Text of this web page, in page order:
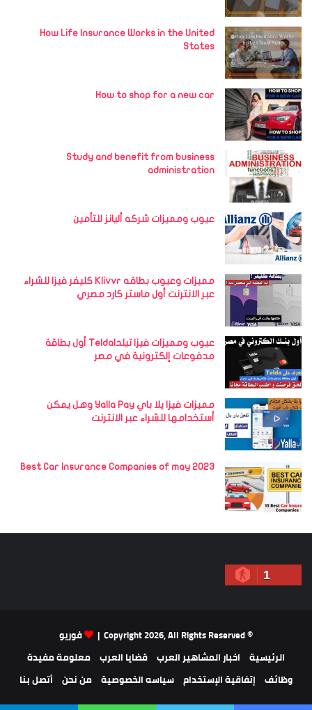
How Life Insurance Works in the United
States
How to shop for a new car
Study and benefit from business
administration
عيوب ومميزات شركه أليانز للتأمين
مميزات وعيوب بطاقه Klivvr كليفر فيزا للشراء
عبر الانترنت أول ماستر كارد مصري
عيوب ومميزات فيزا تيلداTelda أول بطاقة
مدفوعات إلكترونية في مصر
مميزات فيزا يلا باي Yalla Pay وهل يمكن
أستخدامها للشراء عبر الانترنت
Best Car Insurance Companies of may 2023
1
© Copyright 2026, All Rights Reserved |
فوريو
الرئيسية اخبار المشاهير العرب قضايا العرب معلومة مفيدة
وظائف إتفاقية الإستخدام سياسه الخصوصية من نحن أتصل بنا